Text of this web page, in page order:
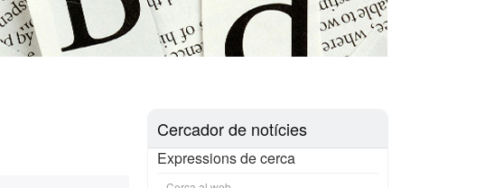
Cercador de notícies
Expressions de cerca